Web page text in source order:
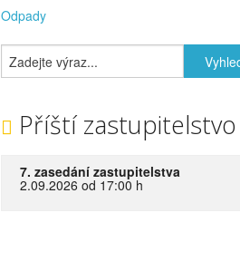
Odpady
Příští zastupitelstvo
7. zasedání zastupitelstva
2.09.2026 od 17:00 h